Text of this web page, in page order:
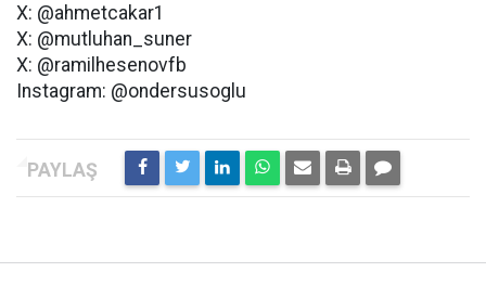
X: @ahmetcakar1
X: @mutluhan_suner
X: @ramilhesenovfb
Instagram: @ondersusoglu